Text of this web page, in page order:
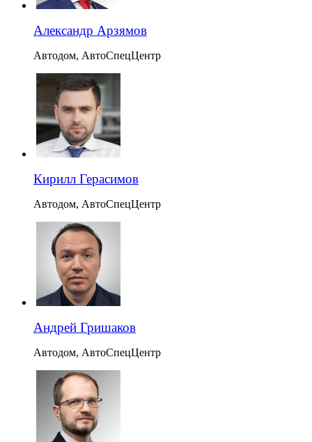
Александр Арзямов
Автодом, АвтоСпецЦентр
Кирилл Герасимов
Автодом, АвтоСпецЦентр
Андрей Гришаков
Автодом, АвтоСпецЦентр